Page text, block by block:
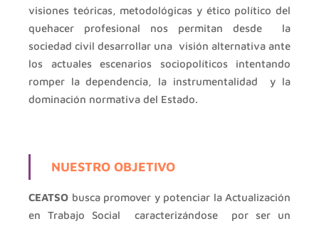
visiones teóricas, metodológicas y ético político del
quehacer profesional nos permitan desde la
sociedad civil desarrollar una visión alternativa ante
los actuales escenarios sociopolíticos intentando
romper la dependencia, la instrumentalidad y la
dominación normativa del Estado.
NUESTRO OBJETIVO
CEATSO busca promover y potenciar la Actualización
en Trabajo Social caracterizándose por ser un